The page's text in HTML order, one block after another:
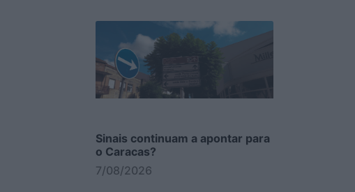
Sinais continuam a apontar para
o Caracas?
7/08/2026